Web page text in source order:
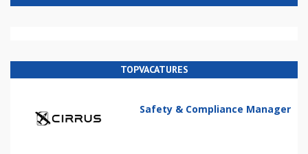
TOPVACATURES
Safety & Compliance Manager